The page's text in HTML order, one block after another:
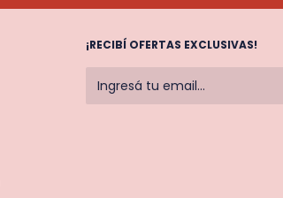
¡RECIBÍ OFERTAS EXCLUSIVAS!